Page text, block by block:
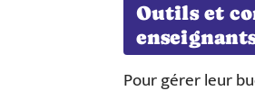
Outils et
Pour gérer leur